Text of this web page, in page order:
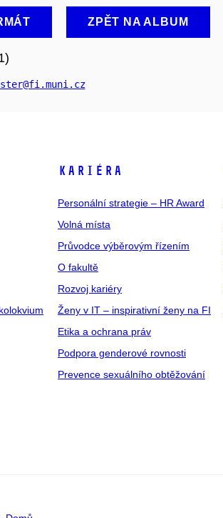
ZPĚT NA ALBUM
@fi .muni .cz
KARIÉRA
Personální strategie – HR Award
Volná místa
Průvodce výběrovým řízením
O fakultě
Rozvoj kariéry
Ženy v IT – inspirativní ženy na FI
Etika a ochrana práv
Podpora genderové rovnosti
Prevence sexuálního obtěžování